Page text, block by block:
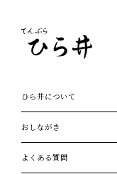
ひら井について
おしながき
よくある質問